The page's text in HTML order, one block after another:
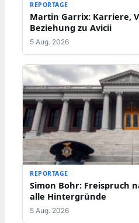
REPORTAGE
Martin Garrix: Karriere,
Beziehung zu Avicii
5 Aug. 2026
REPORTAGE
Simon Bohr: Freispruch
alle Hintergründe
5 Aug. 2026